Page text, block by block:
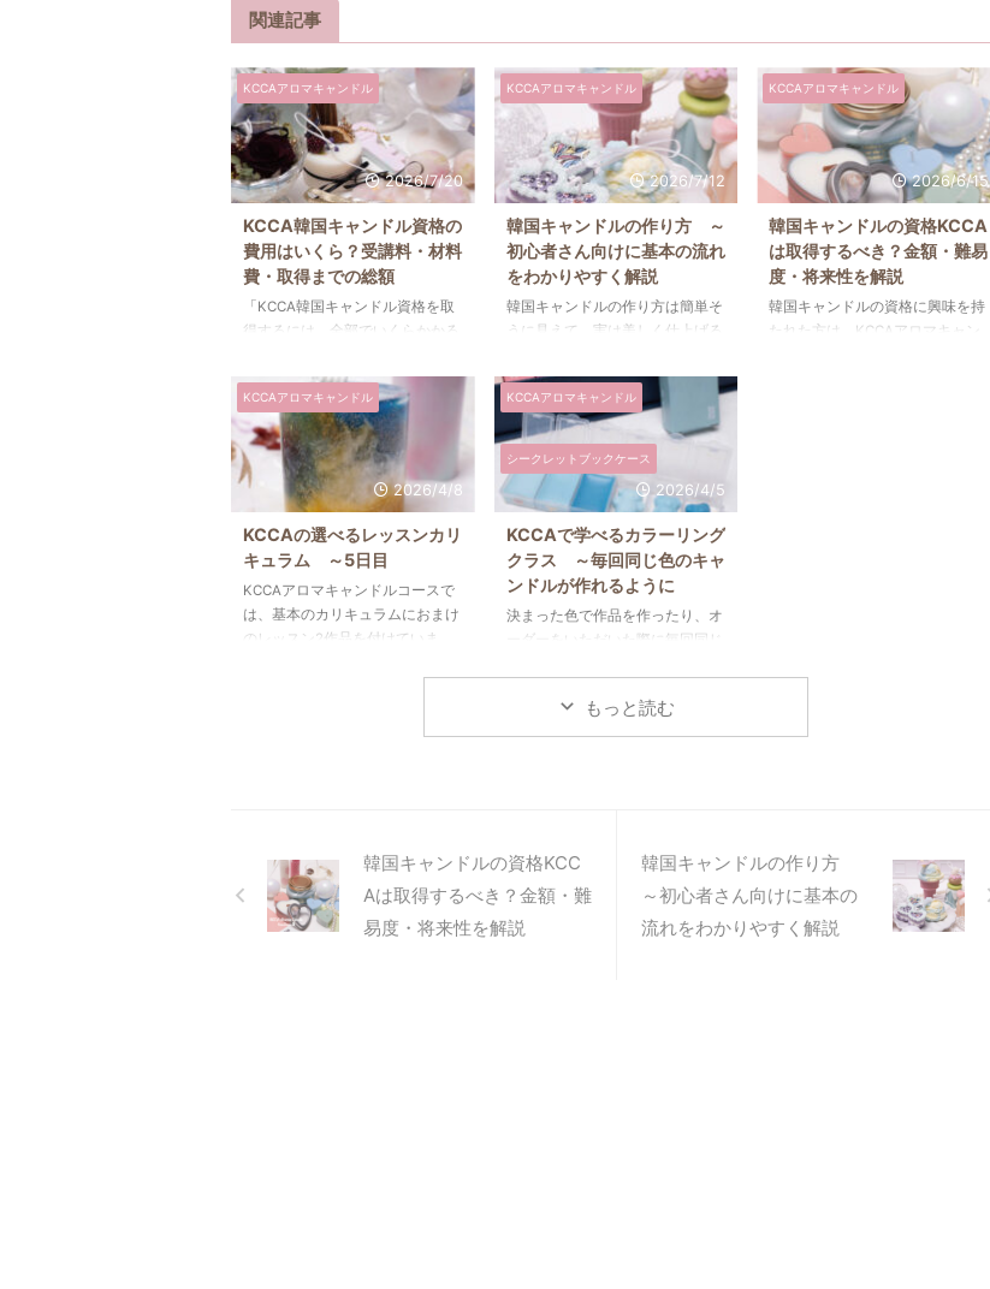
関連記事
KCCAアロマキャンドル
2026/7/20
KCCA韓国キャンドル資格の
費用はいくら？受講料・材料
費・取得までの総額
「KCCA韓国キャンドル資格を取
得するには、全部でいくらかかる
や資格認定費は必要？」 「資格
取得後に追加費用はあるの？」
このような疑問をお持ちの方も多
いのではないでしょうか。 KCCA
韓国キャンドル資格の費用は受講
する教室によって異なりますが、
おおよそ20万円前後が目安です。
その金額には受講料だけでなく、
材料費や資格申請費、国際送金費
などが含まれています。また、資
格取得後の更新費用はなく、基本
KCCAアロマキャンドル
2026/7/12
韓国キャンドルの作り方 ～
初心者さん向けに基本の流れ
をわかりやすく解説
韓国キャンドルの作り方は簡単そ
うに見えて、実は美しく仕上げる
作品ごとに使用するモールドが異
なり、ワックスの種類や注ぐ温
度、タイミングも変わるため同じ
作り方では思い通りの仕上がりに
ならないことも少なくありませ
ん。とはいえ、基本の流れはとて
もシンプルです。ここでは初心者
さん向けに韓国キャンドルの基本
的な作り方をご紹介します。 韓
国キャンドルの作り方 韓国キャ
ンドルは、基本的に次のような流
KCCAアロマキャンドル
2026/6/15
韓国キャンドルの資格KCCA
は取得するべき？金額・難易
度・将来性を解説
韓国キャンドルの資格に興味を持
たれた方は、KCCAアロマキャン
KCCAアロマキャンドル
2026/4/8
KCCAの選べるレッスンカリ
キュラム ～5日目
KCCAアロマキャンドルコースで
は、基本のカリキュラムにおまけ
のレッスン2作品を付けていま
です。でも、個人的に作って楽し
カロンを作られた生徒様がアンバ
ーマーブルキャンドルを選んでく
ださいました☆ アンバーマーブ
ルキャンドルは作り方がとても面
KCCAアロマキャンドル
シークレットブックケース
2026/4/5
KCCAで学べるカラーリング
クラス ～毎回同じ色のキャ
ンドルが作れるように
決まった色で作品を作ったり、オ
ーダーをいただいた際に毎回同じ
っとサンプルを見ながら一滴ずつ
色を確かめて作っていたと思いま
キャンドルファシネイトのKCCA
ングクラスを取り入れています。
これは、液体染料を使って色を再
もっと読む
韓国キャンドルの資格KCC
Aは取得するべき？金額・難
易度・将来性を解説
韓国キャンドルの作り方
～初心者さん向けに基本の
流れをわかりやすく解説